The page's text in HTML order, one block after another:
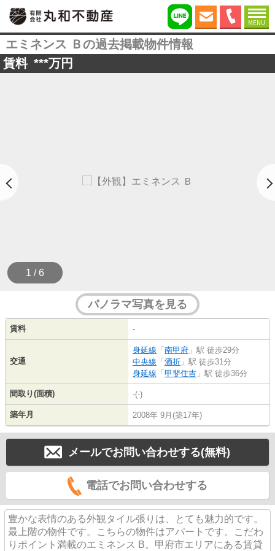
MENU
エミネンス Ｂの過去掲載物件情報
賃料 ***万円
1 / 6
パノラマ写真を見る
賃料 -
交通
身延線 「 南甲府 」駅 徒歩29分
中央線 「 酒折 」駅 徒歩31分
身延線 「 甲斐住吉 」駅 徒歩36分
間取り(面積) -(-)
築年月 2008年 9月(築17年)
メールでお問い合わせする(無料)
電話でお問い合わせする
豊かな表情のある外観タイル張りは、とても魅力的です。
最上階の物件です。こちらの物件はアパートです。こだわ
りポイント満載のエミネンス B。甲府市エリアにある賃貸